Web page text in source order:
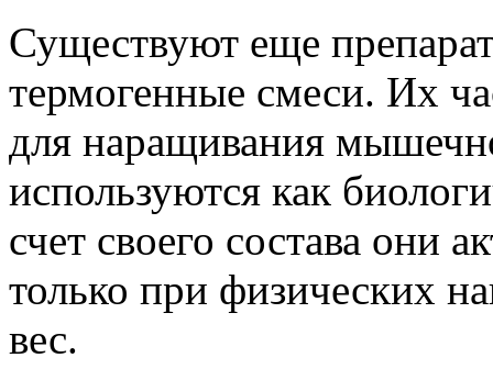
Существуют еще
термогенные смеси. Их
для наращивания
используются как
счет своего состава они
только при физических
вес.